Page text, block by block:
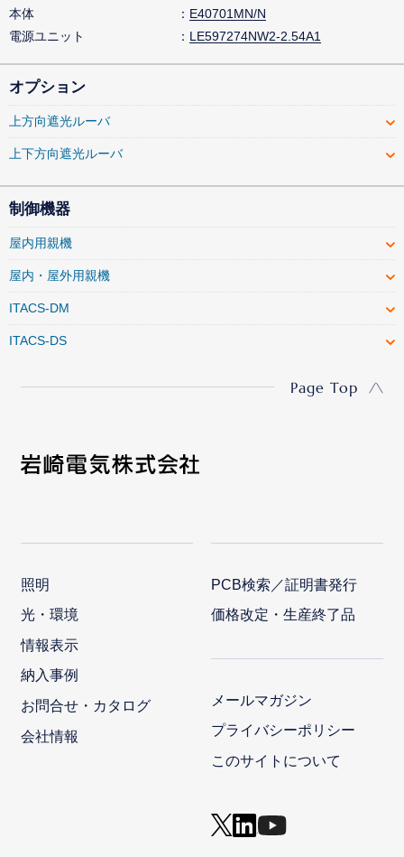
本体
E40701MN/N
電源ユニット
LE597274NW2-2.54A1
オプション
上方向遮光ルーバ
上下方向遮光ルーバ
制御機器
屋内用親機
屋内・屋外用親機
ITACS-DM
ITACS-DS
Page Top
照明
光・環境
情報表示
納入事例
お問合せ・カタログ
会社情報
PCB検索／証明書発行
価格改定・生産終了品
メールマガジン
プライバシーポリシー
このサイトについて